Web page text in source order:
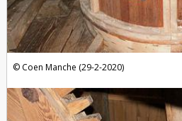
Coen Manche (29-2-2020)